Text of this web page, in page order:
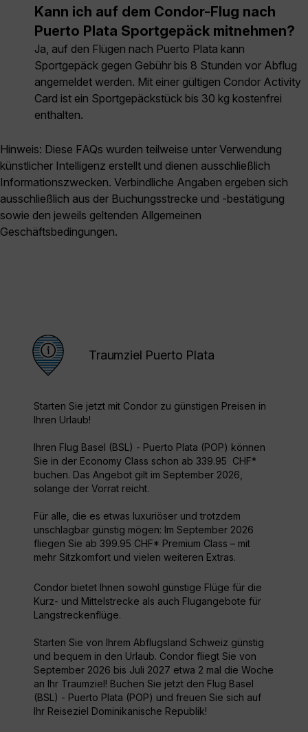
Kann ich auf dem Condor-Flug nach
Puerto Plata Sportgepäck mitnehmen?
Ja, auf den Flügen nach Puerto Plata kann
Sportgepäck gegen Gebühr bis 8 Stunden vor Abflug
angemeldet werden. Mit einer gültigen Condor Activity
Card ist ein Sportgepäckstück bis 30 kg kostenfrei
enthalten.
Hinweis: Diese FAQs wurden teilweise unter Verwendung
künstlicher Intelligenz erstellt und dienen ausschließlich
Informationszwecken. Verbindliche Angaben ergeben sich
ausschließlich aus der Buchungsstrecke und -bestätigung
sowie den jeweils geltenden Allgemeinen
Geschäftsbedingungen.
Traumziel Puerto Plata
Starten Sie jetzt mit Condor zu günstigen Preisen in
Ihren Urlaub!
Ihren Flug Basel (BSL) - Puerto Plata (POP) können
Sie in der Economy Class schon ab 339.95 CHF*
buchen. Das Angebot gilt im September 2026,
solange der Vorrat reicht.
Für alle, die es etwas luxuriöser und trotzdem
unschlagbar günstig mögen: Im September 2026
fliegen Sie ab 399.95 CHF* Premium Class – mit
mehr Sitzkomfort und vielen weiteren Extras.
Condor bietet Ihnen sowohl günstige Flüge für die
Kurz- und Mittelstrecke als auch Flugangebote für
Langstreckenflüge.
Starten Sie von Ihrem Abflugsland Schweiz günstig
und bequem in den Urlaub. Condor fliegt Sie von
September 2026 bis Juli 2027 etwa 2 mal die Woche
an Ihr Traumziel! Buchen Sie jetzt den Flug Basel
(BSL) - Puerto Plata (POP) und freuen Sie sich auf
Ihr Reiseziel Dominikanische Republik!